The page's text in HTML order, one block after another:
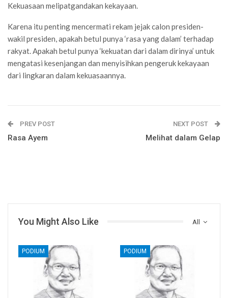
Kekuasaan melipatgandakan kekayaan.
Karena itu penting mencermati rekam jejak calon presiden-
wakil presiden, apakah betul punya ‘rasa yang dalam’ terhadap
rakyat. Apakah betul punya ‘kekuatan dari dalam dirinya’ untuk
mengatasi kesenjangan dan menyisihkan pengeruk kekayaan
dari lingkaran dalam kekuasaannya.
PREV POST
Rasa Ayem
NEXT POST
Melihat dalam Gelap
All
You Might Also Like
PODIUM PODIUM